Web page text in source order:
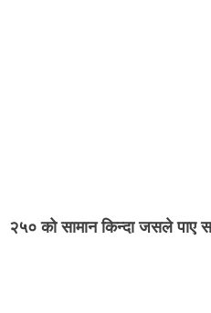
२५० को सामान किन्दा जसले पाए